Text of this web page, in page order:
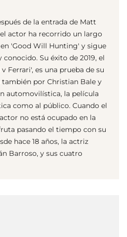
de la entrada de Matt
actor ha recorrido un largo
'Good Will Hunting' y sigue
Su éxito de 2019, el
Ferrari', es una prueba de su
por Christian Bale y
automovilística, la película
como al público. Cuando el
no está ocupado en la
pasando el tiempo con su
hace 18 años, la actriz
Barroso, y sus cuatro